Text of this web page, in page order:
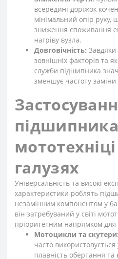
всередині доріжок
мінімальний опір руху,
зниження споживання
нагріву вузла.
Довговічність: Завдяки
зовнішніх факторів та
служби підшипника
зменшує частоту
підшипника
галузях
Універсальність та високі
характеристики роблять
незамінним компонентом у
він затребуваний у світі
пріоритетним напрямком
Мотоцикли та скутери:
часто
плавність обертання та